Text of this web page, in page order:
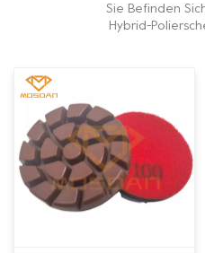
Sie Befinden
Hybrid-